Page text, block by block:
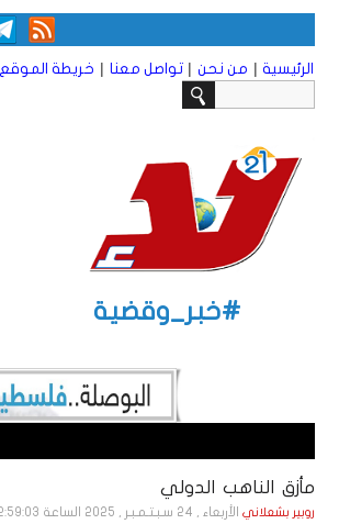
الرئيسية | من نحن | تواصل معنا | خريطة الموقع
#خبر_وقضية
مأزق الناهب الدولي
روبير بشعلاني الأربعاء , 24 سـبـتـمـبـر , 2025 الساعة 2:59:03 AM